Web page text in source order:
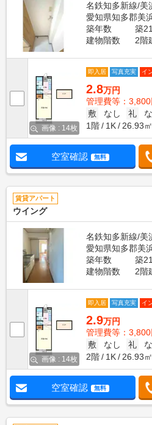
名鉄知多新線/美
愛知県知多郡美
築年数
築
建物階数
2階
画像 : 14枚
即入居 写真充実 イ
2.8万円
管理費等：3,800
敷
なし 礼
1階
1K 26.93㎡
空室確認 無料
賃貸アパート
ウイング
名鉄知多新線/美
愛知県知多郡美
築年数
築
建物階数
2階
画像 : 14枚
即入居 写真充実 イ
2.9万円
管理費等：3,800
敷
なし 礼
2階
1K 26.93㎡
空室確認 無料